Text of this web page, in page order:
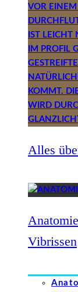
Alles
Vibrissen